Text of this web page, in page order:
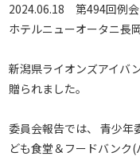
2024.06.18 第494回例会
ホテルニューオータニ長
新潟県ライオンズアイ
贈られました。
委員会報告では、 青少
ども食堂＆フードバンク